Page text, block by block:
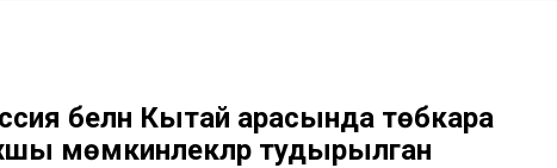
белән Кытай арасында төбәкара
мөмкинлекләр тудырылган